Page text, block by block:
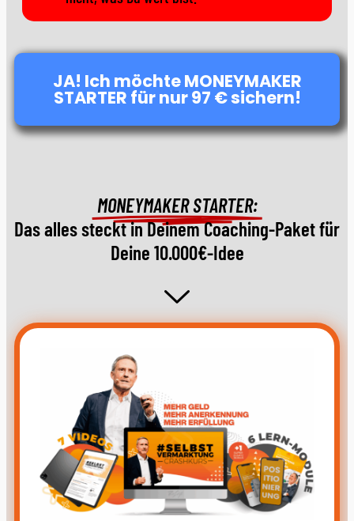
JA! Ich möchte MONEYMAKER
STARTER für nur 97 € sichern!
MONEYMAKER STARTER:
Das alles steckt in Deinem Coaching-Paket für
Deine 10.000€-Idee